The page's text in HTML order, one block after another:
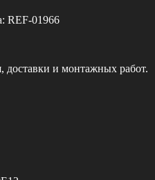
REF-01966
доставки и монтажных работ.